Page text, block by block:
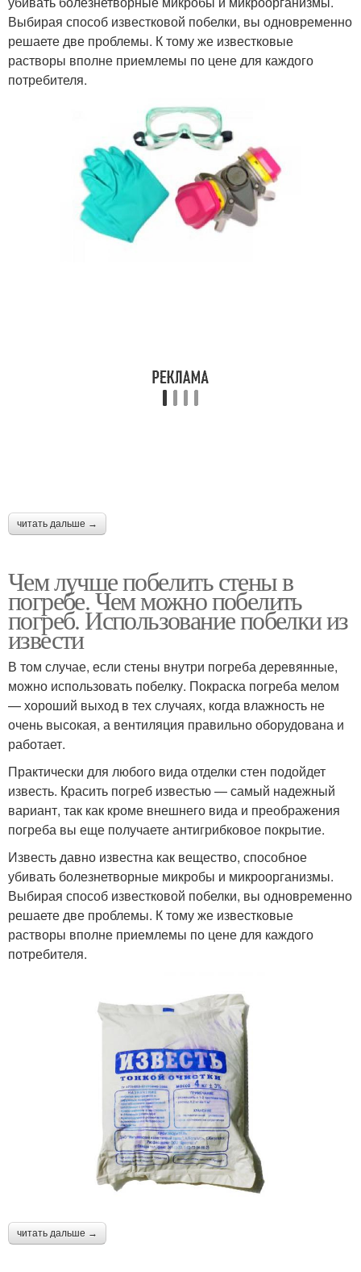
Выбирая способ известковой побелки, вы одновременно
решаете две проблемы. К тому же известковые
растворы вполне приемлемы по цене для каждого
потребителя.
читать дальше →
Чем лучше побелить стены в
погребе. Чем можно побелить
погреб. Использование побелки из
извести
В том случае, если стены внутри погреба деревянные,
можно использовать побелку. Покраска погреба мелом
— хороший выход в тех случаях, когда влажность не
очень высокая, а вентиляция правильно оборудована и
работает.
Практически для любого вида отделки стен подойдет
известь. Красить погреб известью — самый надежный
вариант, так как кроме внешнего вида и преображения
погреба вы еще получаете антигрибковое покрытие.
Известь давно известна как вещество, способное
убивать болезнетворные микробы и микроорганизмы.
Выбирая способ известковой побелки, вы одновременно
решаете две проблемы. К тому же известковые
растворы вполне приемлемы по цене для каждого
потребителя.
читать дальше →